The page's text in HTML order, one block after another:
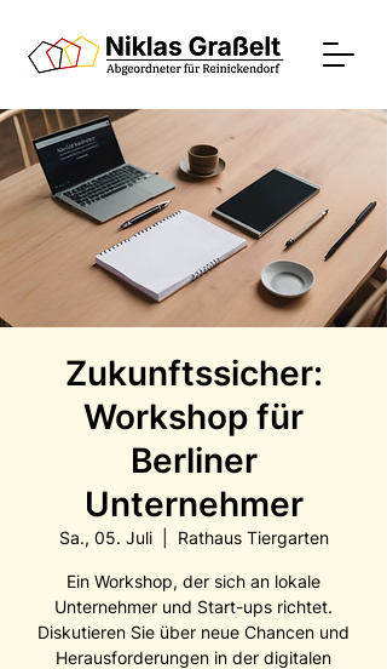
Zukunftssicher:
Workshop für
Berliner
Unternehmer
Sa., 05. Juli
  |
Rathaus Tiergarten
Ein Workshop, der sich an lokale
Unternehmer und Start-ups richtet.
Diskutieren Sie über neue Chancen und
Herausforderungen in der digitalen